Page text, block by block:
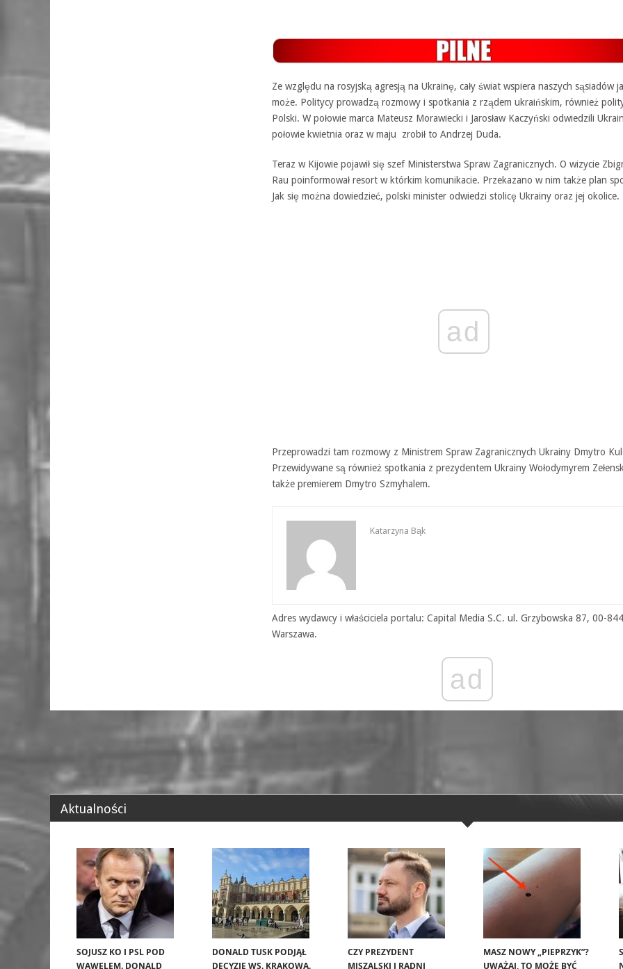
Ze względu na rosyjską agresją na Ukrainę, cały świat wspiera naszych sąsiadów
może. Politycy prowadzą rozmowy i spotkania z rządem ukraińskim, również
Polski. W połowie marca Mateusz Morawiecki i Jarosław Kaczyński odwiedzili
połowie kwietnia oraz w maju zrobił to Andrzej Duda.
Teraz w Kijowie pojawił się szef Ministerstwa Spraw Zagranicznych. O wizycie
Rau poinformował resort w którkim komunikacie. Przekazano w nim także plan
Jak się można dowiedzieć, polski minister odwiedzi stolicę Ukrainy oraz jej okolice.
ad
Przeprowadzi tam rozmowy z Ministrem Spraw Zagranicznych Ukrainy Dmytro
Przewidywane są również spotkania z prezydentem Ukrainy Wołodymyrem
także premierem Dmytro Szmyhalem.
Katarzyna Bąk
Adres wydawcy i właściciela portalu: Capital Media S.C. ul. Grzybowska 87, 00-844
Warszawa.
ad
Aktualności
SOJUSZ KO I PSL POD
WAWELEM. DONALD
DONALD TUSK PODJĄŁ
DECYZJĘ WS. KRAKOWA.
CZY PREZYDENT
MISZALSKI I RADNI
MASZ NOWY „PIEPRZYK”?
UWAŻAJ, TO MOŻE BYĆ